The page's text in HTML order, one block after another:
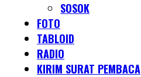
SOSOK
FOTO
TABLOID
RADIO
KIRIM SURAT PEMBACA